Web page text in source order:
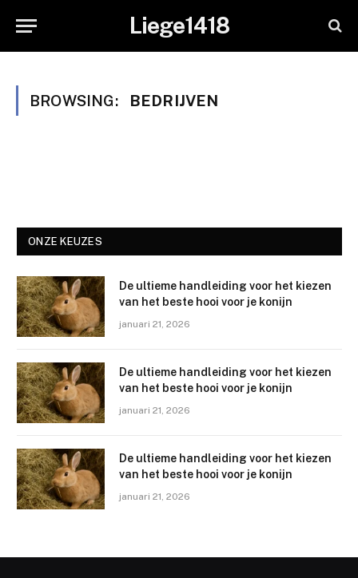
Liege1418
BROWSING: BEDRIJVEN
ONZE KEUZES
De ultieme handleiding voor het kiezen
van het beste hooi voor je konijn
januari 21, 2026
De ultieme handleiding voor het kiezen
van het beste hooi voor je konijn
januari 21, 2026
De ultieme handleiding voor het kiezen
van het beste hooi voor je konijn
januari 21, 2026